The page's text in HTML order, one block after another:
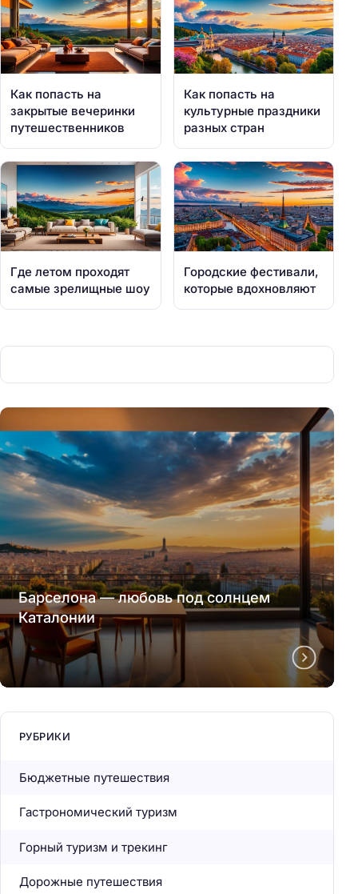
Как попасть на
закрытые вечеринки
путешественников
Как попасть на
культурные праздники
разных стран
Где летом проходят
самые зрелищные шоу
Городские фестивали,
которые вдохновляют
Барселона — любовь под солнцем
Каталонии
РУБРИКИ
Бюджетные путешествия
Гастрономический туризм
Горный туризм и трекинг
Дорожные путешествия